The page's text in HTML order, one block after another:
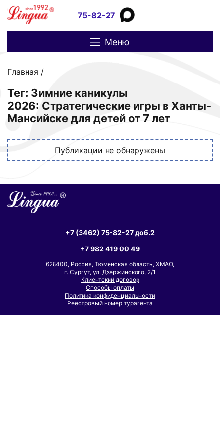
75-82-27
Меню
Главная /
Тег: Зимние каникулы
2026: Стратегические игры в Ханты-
Мансийске для детей от 7 лет
Публикации не обнаружены
+7 (3462) 75-82-27 доб.2
+7 982 419 00 49
628400, Россия, Тюменская область, ХМАО,
г. Сургут, ул. Дзержинского, 2/1
Клиентский договор
Способы оплаты
Политика конфиденциальности
Реестровый номер турагента